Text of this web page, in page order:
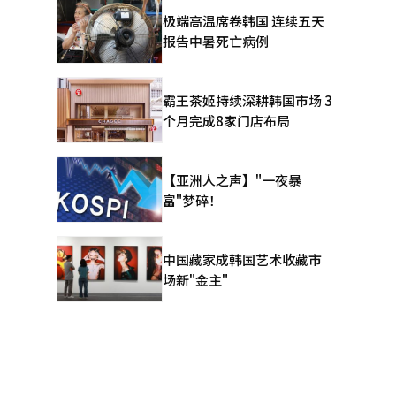
极端高温席卷韩国 连续五天
报告中暑死亡病例
霸王茶姬持续深耕韩国市场 3
个月完成8家门店布局
【亚洲人之声】"一夜暴
富"梦碎！
中国藏家成韩国艺术收藏市
场新"金主"